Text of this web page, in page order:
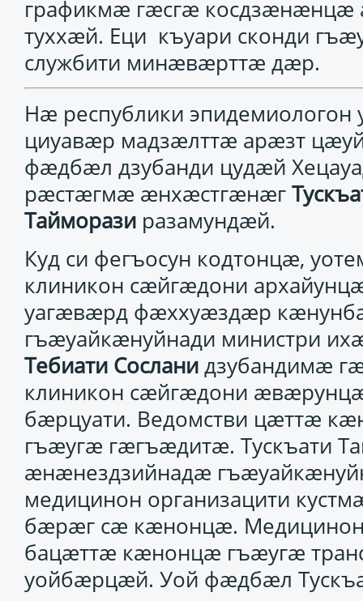
графикмӕ гӕсгӕ
туххӕй. Еци къуари сконди
службити минӕвӕрттӕ дӕр.
Нӕ республики
циуавӕр мадзӕлттӕ арӕзт
фӕдбӕл дзубанди цудӕй
рӕстӕгмӕ ӕнхӕстгӕнӕг
Тайморази разамундӕй.
Куд си фегъосун кодтонцӕ,
клиникон сӕйгӕдони
уагӕвӕрд фӕххуӕздӕр
гъӕуайкӕнуйнади министри
Тебиати Сосланидзубандимӕ
клиникон сӕйгӕдони
бӕрцуати. Ведомстви цӕттӕ
гъӕугӕ гӕгъӕдитӕ. Тускъати
ӕнӕнездзийнадӕ
медицинон организацити
бӕрӕг сӕ кӕнонцӕ. Медицинон
бацӕттӕ кӕнонцӕ гъӕугӕ
уойбӕрцӕй. Уой фӕдбӕл